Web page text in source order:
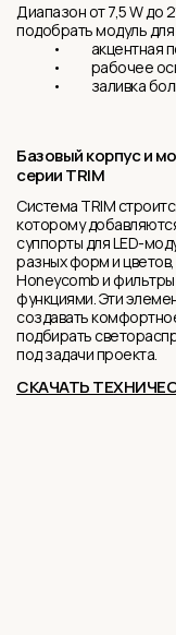
СКАЧАТЬ
Базовый корпус и
серии TRIM
Диапазон от 7,5 W до
подобрать модуль
• акцентная
• рабочее
• заливка
Система TRIM
которому
суппорты для LED-
разных форм и
Honeycomb и
функциями. Эти
создавать
подбирать
под задачи проекта.